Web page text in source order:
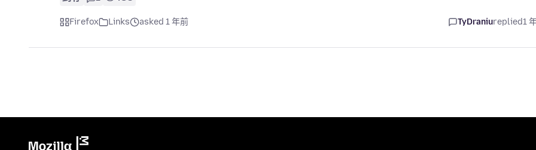
Firefox Links asked 1 年前 TyDraniureplied1